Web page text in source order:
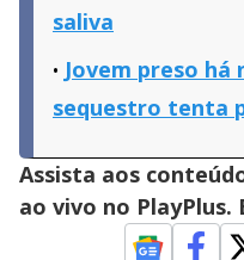
saliva
Jovem preso há
sequestro tenta
Assista aos
ao vivo no PlayPlus.